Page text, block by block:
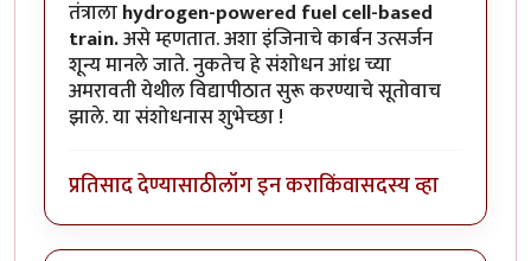
तंत्रालाhydrogen-powered fuel cell-based
train.असे म्हणतात. अशा इंजिनाचे कार्बन उत्सर्जन
शून्य मानले जाते. नुकतेच हे संशोधन आंध्र च्या
अमरावती येथील विद्यापीठात सुरू करण्याचे सूतोवाच
झाले. या संशोधनास शुभेच्छा !
प्रतिसाद देण्यासाठीलॉग इन कराकिंवासदस्य व्हा